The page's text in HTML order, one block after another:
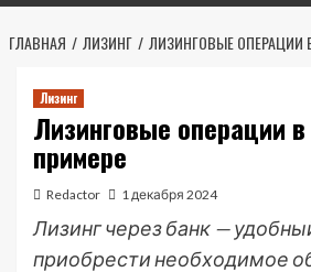
ГЛАВНАЯ ЛИЗИНГ ЛИЗИНГОВЫЕ ОПЕРАЦИИ
Лизинг
Лизинговые операции
примере
Redactor 1 декабря 2024
Лизинг через банк —
приобрести необходимое